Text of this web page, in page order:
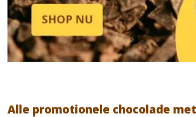
Alle promotionele chocolade